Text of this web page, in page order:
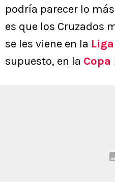
podría parecer lo
es que los Cruzados
se les viene en la
supuesto, en la Copa